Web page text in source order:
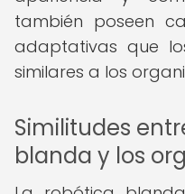
también poseen
adaptativas que
similares a los
Similitudes
blanda y los